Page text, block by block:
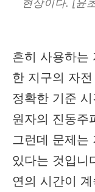
현상이다. [윤
흔히 사용하는
한 지구의 자
정확한 기준
원자의 진동주
그런데 문제는
있다는 것입니
연의 시간이